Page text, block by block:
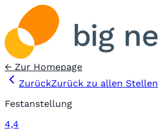
← Zur Homepage
ZurückZurück zu allen Stellen
Festanstellung
4,4